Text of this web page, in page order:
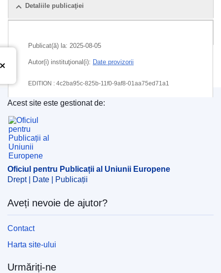
Detaliile publicaţiei
Publicat(ă) la: 2025-08-05
Autor(i) instituţional(i): Date provizorii
EDITION : 4c2ba95c-825b-11f0-9af8-01aa75ed71a1
EDITION : df41a1ab-a90b-11f0-89c6-01aa75ed71a1
Oficiul pentru Publicații al Uniunii Europene
Acest site este gestionat de:
Oficiul pentru Publicații al Uniunii Europene
Drept | Date | Publicații
Aveți nevoie de ajutor?
Contact
Harta site-ului
Urmăriți-ne